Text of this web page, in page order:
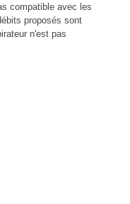
compatible avec les
proposés sont
n'est pas